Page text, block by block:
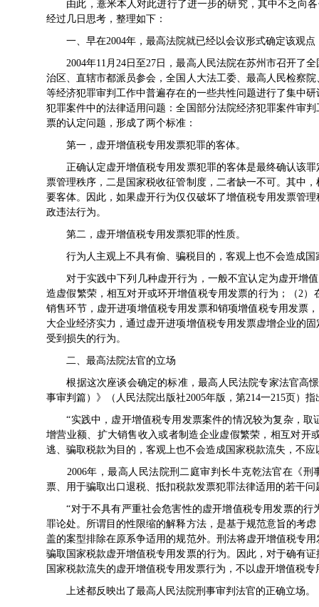
由此，薏米本人对此进行了进一步的研究，其中不乏向各
经过几日思考，整理如下：
一、早在2004年，最高法院就已经以会议形式确定该观点
2004年11月24日至27日，最高人民法院在苏州市召开了全
治区、直辖市都派员参会，全国人大法工委、最高人民检察
等经济犯罪审判工作中普遍存在的一些共性问题进行了集中
犯罪案件中的法律适用问题：全国部分法院经济犯罪案件审
票的认定问题，形成了两个标准：
第一，虚开增值税专用发票犯罪的客体。
正确认定虚开增值税专用发票犯罪的客体是最终确认该罪
票管理秩序，二是国家税收征管制度，二者缺一不可。其中
要客体。因此，如果虚开行为仅仅破坏了增值税专用发票管
政违法行为。
第二，虚开增值税专用发票犯罪的性质。
行为人主观上不具有偷、骗税目的，客观上也不会造成国
对于实践中下列几种虚开行为，一般不宜认定为虚开增值
造虚假繁荣，相互对开或环开增值税专用发票的行为；（2
销售环节，虚开进项增值税专用发票和销项增值税专用发票
大企业经济实力，通过虚开进项增值税专用发票虚增企业的
受到损失的行为。
二、最高法院法官的立场
根据这次座谈会确定的标准，最高人民法院专家法官高憬
事审判篇）》（人民法院出版社2005年版，第214一215页）指
“实践中，虚开增值税专用发票案件的情况较为复杂，取
增营业额、扩大销售收入或者制造企业虚假繁荣，相互对
逃、骗取税款为目的，客观上也不会造成国家税款流失，不
2006年，最高人民法院刑二庭审判长牛克乾法官在《刑
票、用于骗取出口退税、抵扣税款发票犯罪法律适用的若干
“对于不具有严重社会危害性的虚开增值税专用发票的行
罪论处。所谓目的性限缩的解释方法，是基于规范意旨的考
盖的案型排除在原系争适用的规范外。刑法将虚开增值税专
骗取国家税款虚开增值税专用发票的行为。因此，对于确有
国家税款流失的虚开增值税专用发票行为，不以虚开增值税专
上述都反映出了最高人民法院刑事审判法官的正确立场。